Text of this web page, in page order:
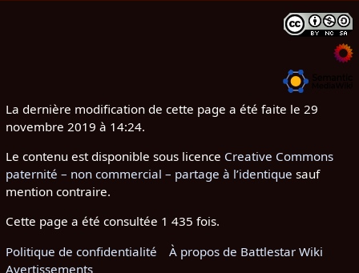
La dernière modification de cette page a été faite le 29
novembre 2019 à 14:24.
Le contenu est disponible sous licence Creative Commons
paternité – non commercial – partage à l’identique sauf
mention contraire.
Cette page a été consultée 1 435 fois.
Politique de confidentialité
À propos de Battlestar Wiki
Avertissements